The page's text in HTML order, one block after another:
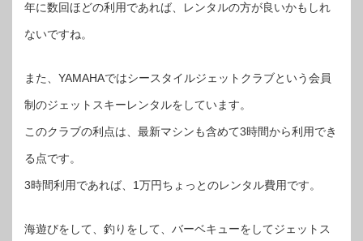
年に数回ほどの利用であれば、レンタルの方が良いかもしれ
ないですね。
また、YAMAHAではシースタイルジェットクラブという会員
制のジェットスキーレンタルをしています。
このクラブの利点は、最新マシンも含めて3時間から利用でき
る点です。
3時間利用であれば、1万円ちょっとのレンタル費用です。
海遊びをして、釣りをして、バーベキューをしてジェットス